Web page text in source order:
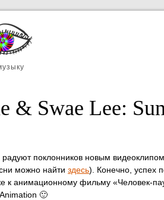
& Swae Lee:
поклонников новым
можно найти здесь). Конечно, успех
к анимационному фильму «Человек-
🙂